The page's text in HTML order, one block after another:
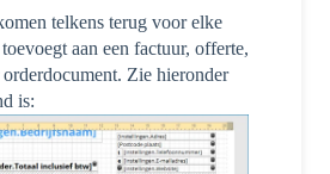
telkens terug voor elke
aan een factuur, offerte,
Zie hieronder
is: